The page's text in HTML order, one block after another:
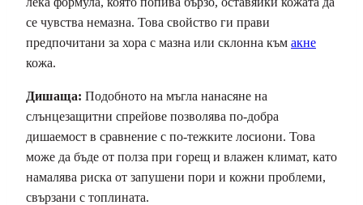
се чувства немазна. Това свойство ги прави
предпочитани за хора с мазна или склонна към акне
кожа.
Дишаща: Подобното на мъгла нанасяне на
слънцезащитни спрейове позволява по-добра
дишаемост в сравнение с по-тежките лосиони. Това
може да бъде от полза при горещ и влажен климат, като
намалява риска от запушени пори и кожни проблеми,
свързани с топлината.